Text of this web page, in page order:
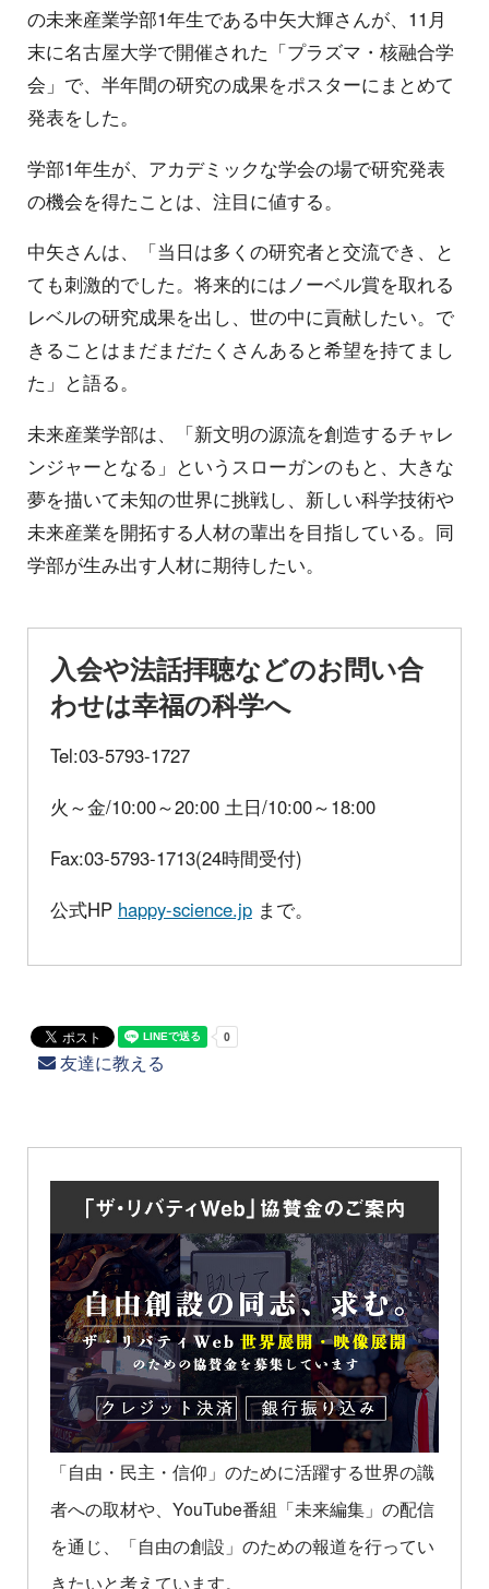
の未来産業学部1年生である中矢大輝さんが、11月
末に名古屋大学で開催された「プラズマ・核融合学
会」で、半年間の研究の成果をポスターにまとめて
発表をした。
学部1年生が、アカデミックな学会の場で研究発表
の機会を得たことは、注目に値する。
中矢さんは、「当日は多くの研究者と交流でき、と
ても刺激的でした。将来的にはノーベル賞を取れる
レベルの研究成果を出し、世の中に貢献したい。で
きることはまだまだたくさんあると希望を持てまし
た」と語る。
未来産業学部は、「新文明の源流を創造するチャレ
ンジャーとなる」というスローガンのもと、大きな
夢を描いて未知の世界に挑戦し、新しい科学技術や
未来産業を開拓する人材の輩出を目指している。同
学部が生み出す人材に期待したい。
入会や法話拝聴などのお問い合
わせは幸福の科学へ
Tel:03-5793-1727
火～金/10:00～20:00 土日/10:00～18:00
Fax:03-5793-1713(24時間受付)
公式HP happy-science.jp まで。
友達に教える
「自由・民主・信仰」のために活躍する世界の識
者への取材や、YouTube番組「未来編集」の配信
を通じ、「自由の創設」のための報道を行ってい
きたいと考えています。